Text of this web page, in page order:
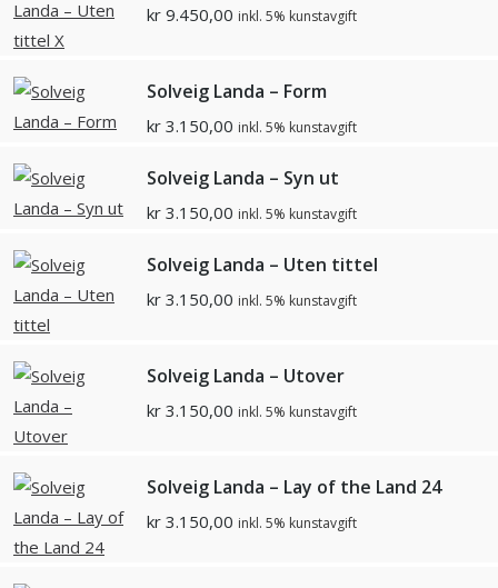
kr 9.450,00 inkl. 5% kunstavgift
Solveig Landa – Form
kr 3.150,00 inkl. 5% kunstavgift
Solveig Landa – Syn ut
kr 3.150,00 inkl. 5% kunstavgift
Solveig Landa – Uten tittel
kr 3.150,00 inkl. 5% kunstavgift
Solveig Landa – Utover
kr 3.150,00 inkl. 5% kunstavgift
Solveig Landa – Lay of the Land 24
kr 3.150,00 inkl. 5% kunstavgift